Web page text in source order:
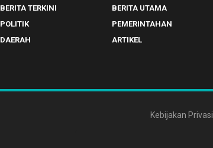
BERITA TERKINI BERITA UTAMA
POLITIK PEMERINTAHAN
DAERAH ARTIKEL
Kebijakan Privasi